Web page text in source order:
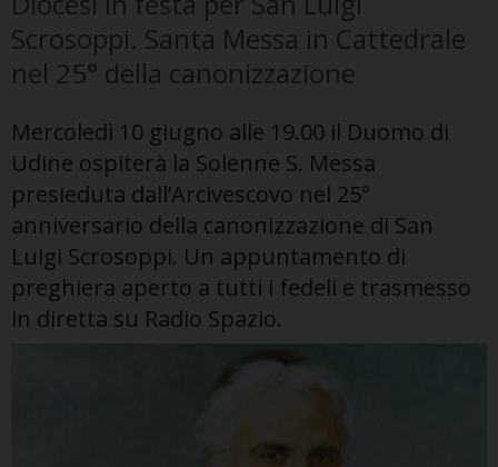
Scrosoppi. Santa Messa in Cattedrale
nel 25° della canonizzazione
Mercoledì 10 giugno alle 19.00 il Duomo di
Udine ospiterà la Solenne S. Messa
presieduta dall’Arcivescovo nel 25°
anniversario della canonizzazione di San
Luigi Scrosoppi. Un appuntamento di
preghiera aperto a tutti i fedeli e trasmesso
in diretta su Radio Spazio.